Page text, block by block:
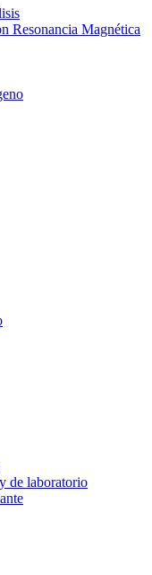
Resonancia Magnética
de laboratorio